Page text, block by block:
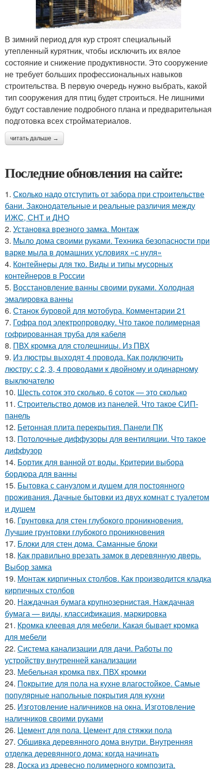
В зимний период для кур строят специальный
утепленный курятник, чтобы исключить их вялое
состояние и снижение продуктивности. Это сооружение
не требует больших профессиональных навыков
строительства. В первую очередь нужно выбрать, какой
тип сооружения для птиц будет строиться. Не лишними
будут составление подробного плана и предварительная
подготовка всех стройматериалов.
читать дальше →
Последние обновления на сайте:
1. Сколько надо отступить от забора при строительстве
бани. Законодательные и реальные различия между
ИЖС, СНТ и ДНО
2. Установка врезного замка. Монтаж
3. Мыло дома своими руками. Техника безопасности при
варке мыла в домашних условиях «с нуля»
4. Контейнеры для тко. Виды и типы мусорных
контейнеров в России
5. Восстановление ванны своими руками. Холодная
эмалировка ванны
6. Станок буровой для мотобура. Комментарии 21
7. Гофра под электропроводку. Что такое полимерная
гофрированная труба для кабеля
8. ПВХ кромка для столешницы. Из ПВХ
9. Из люстры выходят 4 провода. Как подключить
люстру: с 2, 3, 4 проводами к двойному и одинарному
выключателю
10. Шесть соток это сколько. 6 соток — это сколько
11. Строительство домов из панелей. Что такое СИП-
панель
12. Бетонная плита перекрытия. Панели ПК
13. Потолочные диффузоры для вентиляции. Что такое
диффузор
14. Бортик для ванной от воды. Критерии выбора
бордюра для ванны
15. Бытовка с санузлом и душем для постоянного
проживания. Дачные бытовки из двух комнат с туалетом
и душем
16. Грунтовка для стен глубокого проникновения.
Лучшие грунтовки глубокого проникновения
17. Блоки для стен дома. Саманные блоки
18. Как правильно врезать замок в деревянную дверь.
Выбор замка
19. Монтаж кирпичных столбов. Как производится кладка
кирпичных столбов
20. Наждачная бумага крупнозернистая. Наждачная
бумага — виды, классификация, маркировка
21. Кромка клеевая для мебели. Какая бывает кромка
для мебели
22. Система канализации для дачи. Работы по
устройству внутренней канализации
23. Мебельная кромка пвх. ПВХ кромки
24. Покрытие для пола на кухне влагостойкое. Самые
популярные напольные покрытия для кухни
25. Изготовление наличников на окна. Изготовление
наличников своими руками
26. Цемент для пола. Цемент для стяжки пола
27. Обшивка деревянного дома внутри. Внутренняя
отделка деревянного дома: когда начинать
28. Доска из древесно полимерного композита.